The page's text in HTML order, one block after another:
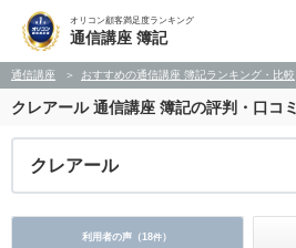
オリコン顧客満足度ランキング
通信講座 簿記
通信講座 おすすめの通信講座 簿記ランキング・比較
クレアール通信講座 簿記の評判・口コミ
クレアール
利用者の声（18件）